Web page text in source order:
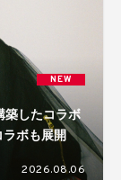
NEW
築したコラボ
ボも展開
2026.08.06